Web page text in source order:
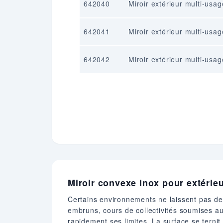
642040 Miroir extérieur multi-
642041 Miroir extérieur multi-
642042 Miroir extérieur multi-
Miroir convexe inox pour
Certains environnements ne laissent pas
embruns, cours de collectivités soumises
rapidement ses limites. La surface se